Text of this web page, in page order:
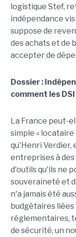
logistique Stef,
indépendance
suppose de
des achats et de
accepter de
Dossier :
comment les
La France peut-
simple « locataire
qu'Henri Verdier,
entreprises à des
d'outils qu'ils ne
souveraineté et
n'a jamais été
budgétaires liées
réglementaires,
de sécurité, un